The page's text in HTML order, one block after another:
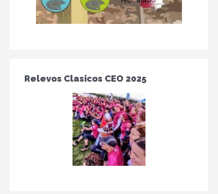
Relevos Clasicos CEO 2025